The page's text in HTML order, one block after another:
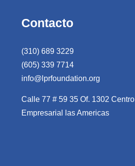
Contacto
(310) 689 3229
(605) 339 7714
info@lprfoundation.org
Calle 77 # 59 35 Of. 1302 Centro
Empresarial las Americas